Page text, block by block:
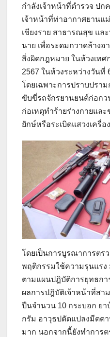
กำลังเจ้าหน้าที่ตำรวจ ป
เจ้าหน้าที่ท่าอากาศยานแ
เชียงราย สาธารณสุข แล
นาย เพื่อระดมกวาดล้าง
สิ่งผิดกฎหมาย ในห้วงเทศ
2567 ในห้วงระหว่างวันที่
โดยเฉพาะการปราบปรา
ขับขี่รถจักรยานยนต์ก่อกว
ก่อเหตุทำร้ายร่างกายแล
ยักษ์หรือระเบิดแสวงเครื่อง
โดยเป็นการบูรณาการตร
พฤติกรรมใช้ความรุนแรง
ตามแผนปฎิบัติการยุทธกา
ผลการปฎิบัติเจ้าหน้าที่สา
ปืนจำนวน 10 กระบอก ยา
กรัม อาวุธปดัดแปลงมีดด
มาก นอกจากนี้ยังทำการ